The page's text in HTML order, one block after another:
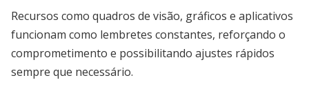
Recursos como quadros de visão, gráficos e aplicativos
funcionam como lembretes constantes, reforçando o
comprometimento e possibilitando ajustes rápidos
sempre que necessário.